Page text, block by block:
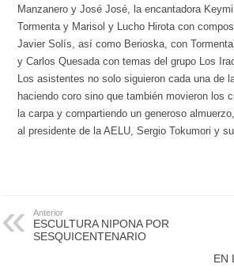
Manzanero y José José, la encantadora
Tormenta y Marisol y Lucho Hirota con
Javier Solís, así como Berioska, con
y Carlos Quesada con temas del grupo Los
Los asistentes no solo siguieron cada una de
haciendo coro sino que también movieron los
la carpa y compartiendo un generoso
al presidente de la AELU, Sergio Tokumori y
Anterior
ESCULTURA NIPONA POR
SESQUICENTENARIO
EN